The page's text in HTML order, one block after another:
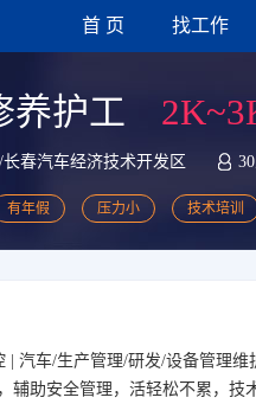
首 页 找工作
养护工
春汽车经济技术开发区
有年假 压力小 技术培训
| 汽车/生产管理/研发/设备管理维
辅助安全管理，活轻松不累，